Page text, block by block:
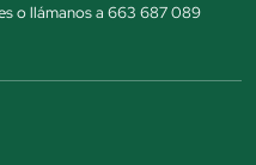
o llámanos a 663 687 089